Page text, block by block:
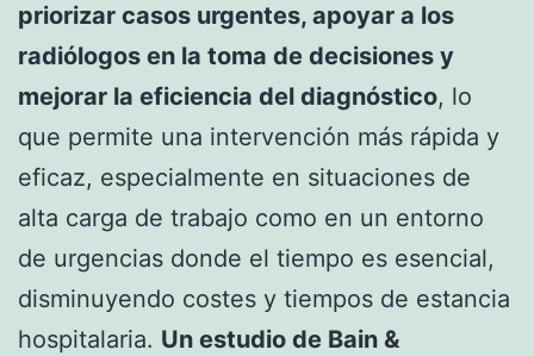
priorizar casos urgentes, apoyar a los
radiólogos en la toma de decisiones y
mejorar la eficiencia del diagnóstico, lo
que permite una intervención más rápida y
eficaz, especialmente en situaciones de
alta carga de trabajo como en un entorno
de urgencias donde el tiempo es esencial,
disminuyendo costes y tiempos de estancia
hospitalaria. Un estudio de Bain &